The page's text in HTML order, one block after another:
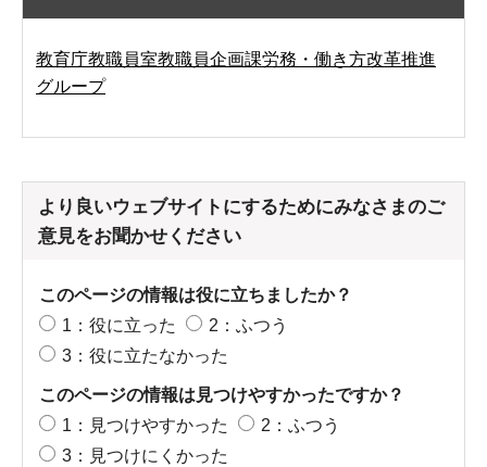
教育庁教職員室教職員企画課労務・働き方改革推進
グループ
より良いウェブサイトにするためにみなさまのご
意見をお聞かせください
このページの情報は役に立ちましたか？
1：役に立った
2：ふつう
3：役に立たなかった
このページの情報は見つけやすかったですか？
1：見つけやすかった
2：ふつう
3：見つけにくかった